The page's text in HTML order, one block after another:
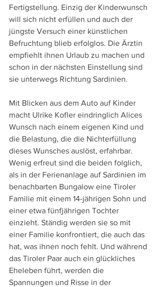
Fertigstellung. Einzig der Kinderwunsch
will sich nicht erfüllen und auch der
jüngste Versuch einer künstlichen
Befruchtung blieb erfolglos. Die Ärztin
empfiehlt ihnen Urlaub zu machen und
schon in der nächsten Einstellung sind
sie unterwegs Richtung Sardinien.
Mit Blicken aus dem Auto auf Kinder
macht Ulrike Kofler eindringlich Alices
Wunsch nach einem eigenen Kind und
die Belastung, die die Nichterfüllung
dieses Wunsches auslöst, erfahrbar.
Wenig erfreut sind die beiden folglich,
als in der Ferienanlage auf Sardinien im
benachbarten Bungalow eine Tiroler
Familie mit einem 14-jährigen Sohn und
einer etwa fünfjährigen Tochter
einzieht. Ständig werden sie so mit
einer Familie konfrontiert, die auch das
hat, was ihnen noch fehlt. Und während
das Tiroler Paar auch ein glückliches
Eheleben führt, werden die
Spannungen und Risse in der